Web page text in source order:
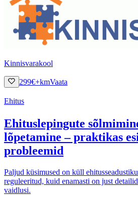
Kinnisvarakool
299€+kmVaata
Ehitus
Ehituslepingute
lõpetamine – praktikas
probleemid
Paljud küsimused on küll
reguleeritud, kuid enamasti on just
vaidlusi.